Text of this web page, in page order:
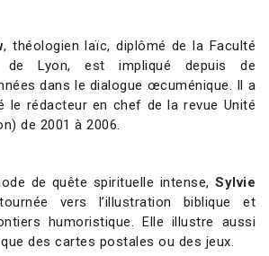
, théologien laïc, diplômé de la Faculté
de Lyon, est impliqué depuis de
dans le dialogue œcuménique. Il a
le rédacteur en chef de la revue Unité
de 2001 à 2006.
de quête spirituelle intense, Sylvie
vers l’illustration biblique et
humoristique. Elle illustre aussi
des cartes postales ou des jeux.